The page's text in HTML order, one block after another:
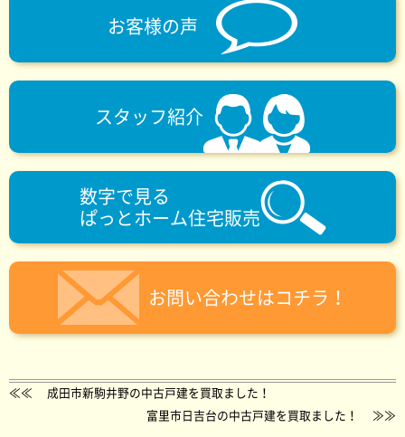
お客様の声
スタッフ紹介
数字で見る
ぱっとホーム住宅販売
お問い合わせはコチラ！
≪≪ 成田市新駒井野の中古戸建を買取ました！
富里市日吉台の中古戸建を買取ました！
≫≫